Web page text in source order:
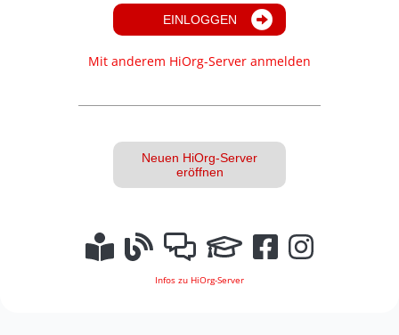
EINLOGGEN
Mit anderem HiOrg-Server anmelden
Neuen HiOrg-Server
eröffnen
Infos zu HiOrg-Server